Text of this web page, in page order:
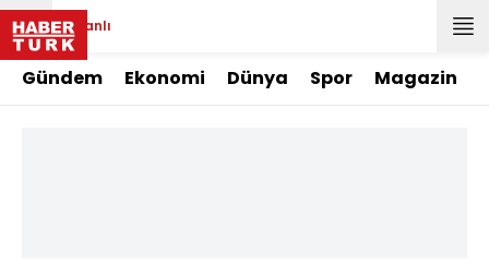
Canlı
Gündem Ekonomi Dünya Spor Magazin